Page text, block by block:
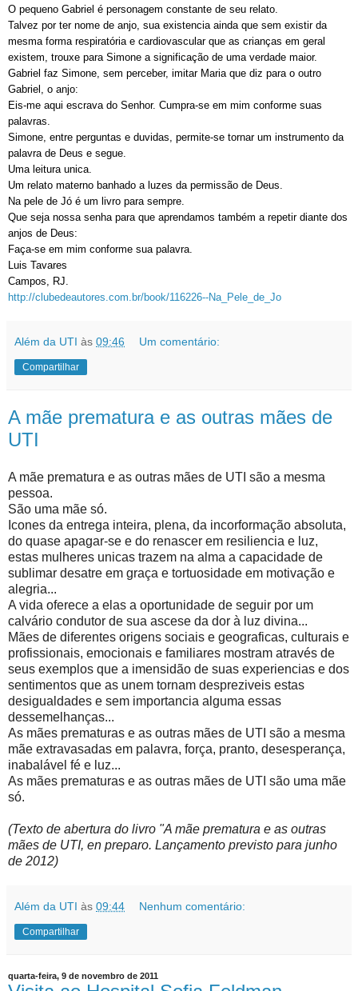
O pequeno Gabriel é personagem constante de seu relato.
Talvez por ter nome de anjo, sua existencia ainda que sem existir da
mesma forma respiratória e cardiovascular que as crianças em geral
existem, trouxe para Simone a significação de uma verdade maior.
Gabriel faz Simone, sem perceber, imitar Maria que diz para o outro
Gabriel, o anjo:
Eis-me aqui escrava do Senhor. Cumpra-se em mim conforme suas
palavras.
Simone, entre perguntas e duvidas, permite-se tornar um instrumento da
palavra de Deus e segue.
Uma leitura unica.
Um relato materno banhado a luzes da permissão de Deus.
Na pele de Jó é um livro para sempre.
Que seja nossa senha para que aprendamos também a repetir diante dos
anjos de Deus:
Faça-se em mim conforme sua palavra.
Luis Tavares
Campos, RJ.
http://clubedeautores.com.br/book/116226--Na_Pele_de_Jo
Além da UTI às 09:46 Um comentário:
Compartilhar
A mãe prematura e as outras mães de
UTI
A mãe prematura e as outras mães de UTI são a mesma
pessoa.
São uma mãe só.
Icones da entrega inteira, plena, da incorformação absoluta,
do quase apagar-se e do renascer em resiliencia e luz,
estas mulheres unicas trazem na alma a capacidade de
sublimar desatre em graça e tortuosidade em motivação e
alegria...
A vida oferece a elas a oportunidade de seguir por um
calvário condutor de sua ascese da dor à luz divina...
Mães de diferentes origens sociais e geograficas, culturais e
profissionais, emocionais e familiares mostram através de
seus exemplos que a imensidão de suas experiencias e dos
sentimentos que as unem tornam despreziveis estas
desigualdades e sem importancia alguma essas
dessemelhanças...
As mães prematuras e as outras mães de UTI são a mesma
mãe extravasadas em palavra, força, pranto, desesperança,
inabalável fé e luz...
As mães prematuras e as outras mães de UTI são uma mãe
só.
(Texto de abertura do livro "A mãe prematura e as outras
mães de UTI, en preparo. Lançamento previsto para junho
de 2012)
Além da UTI às 09:44 Nenhum comentário:
Compartilhar
quarta-feira, 9 de novembro de 2011